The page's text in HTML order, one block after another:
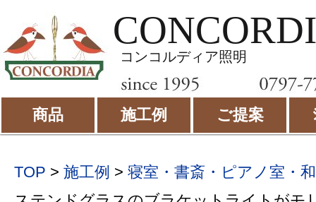
コンコルディア照明
商品 施工例 ご提案
TOP > 施工例 > 寝室・書斎・ピアノ室・